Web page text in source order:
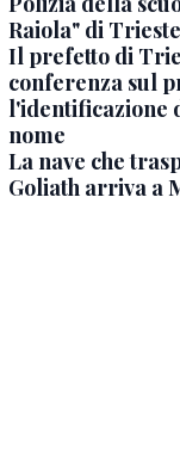
Raiola" di Trieste
Il prefetto di
conferenza sul
l'identificazione
nome
La nave che
Goliath arriva a